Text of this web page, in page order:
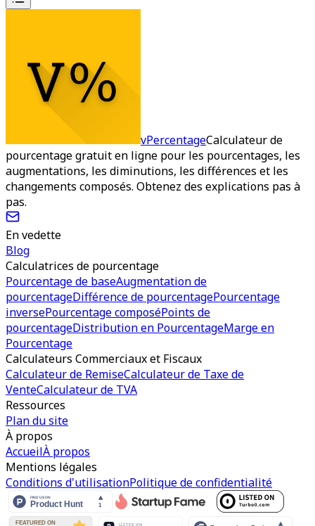
vPercentageCalculateur de
pourcentage gratuit en ligne pour les pourcentages, les
augmentations, les diminutions, les différences et les
changements composés. Obtenez des explications pas à
pas.
En vedette
Blog
Calculatrices de pourcentage
Pourcentage de baseAugmentation de
pourcentageDifférence de pourcentagePourcentage
inversePourcentage composéPoints de
pourcentageDistribution en PourcentageMarge en
Pourcentage
Calculateurs Commerciaux et Fiscaux
Calculateur de RemiseCalculateur de Taxe de
VenteCalculateur de TVA
Ressources
Plan du site
À propos
AccueilÀ propos
Mentions légales
Conditions d'utilisationPolitique de confidentialité